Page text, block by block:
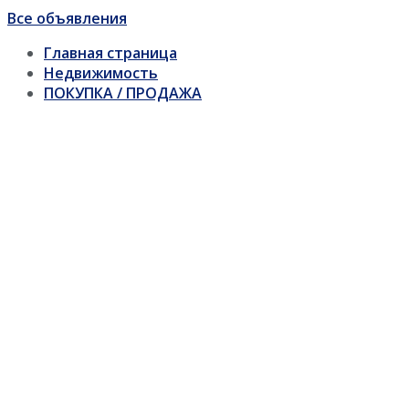
Все объявления
Главная страница
Недвижимость
ПОКУПКА / ПРОДАЖА